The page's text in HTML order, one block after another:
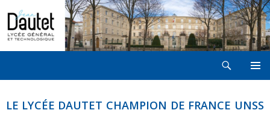
CONTENU
LE LYCÉE DAUTET CHAMPION DE FRANCE UNSS